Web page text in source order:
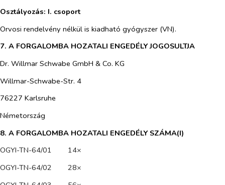
Osztályozás: I. csoport
Orvosi rendelvény nélkül is kiadható gyógyszer (VN).
7. A FORGALOMBA HOZATALI ENGEDÉLY JOGOSULTJA
Dr. Willmar Schwabe GmbH & Co. KG
Willmar-Schwabe-Str. 4
76227 Karlsruhe
Németország
8. A FORGALOMBA HOZATALI ENGEDÉLY SZÁMA(I)
OGYI-TN-64/01 14×
OGYI-TN-64/02 28×